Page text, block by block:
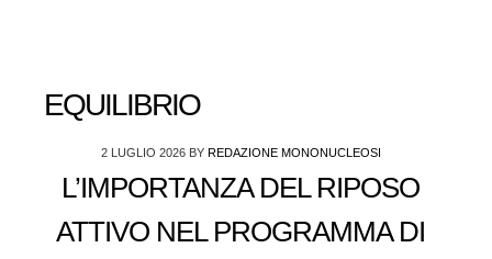
EQUILIBRIO
2 LUGLIO 2026BY REDAZIONE MONONUCLEOSI
L’IMPORTANZA DEL RIPOSO
ATTIVO NEL PROGRAMMA DI